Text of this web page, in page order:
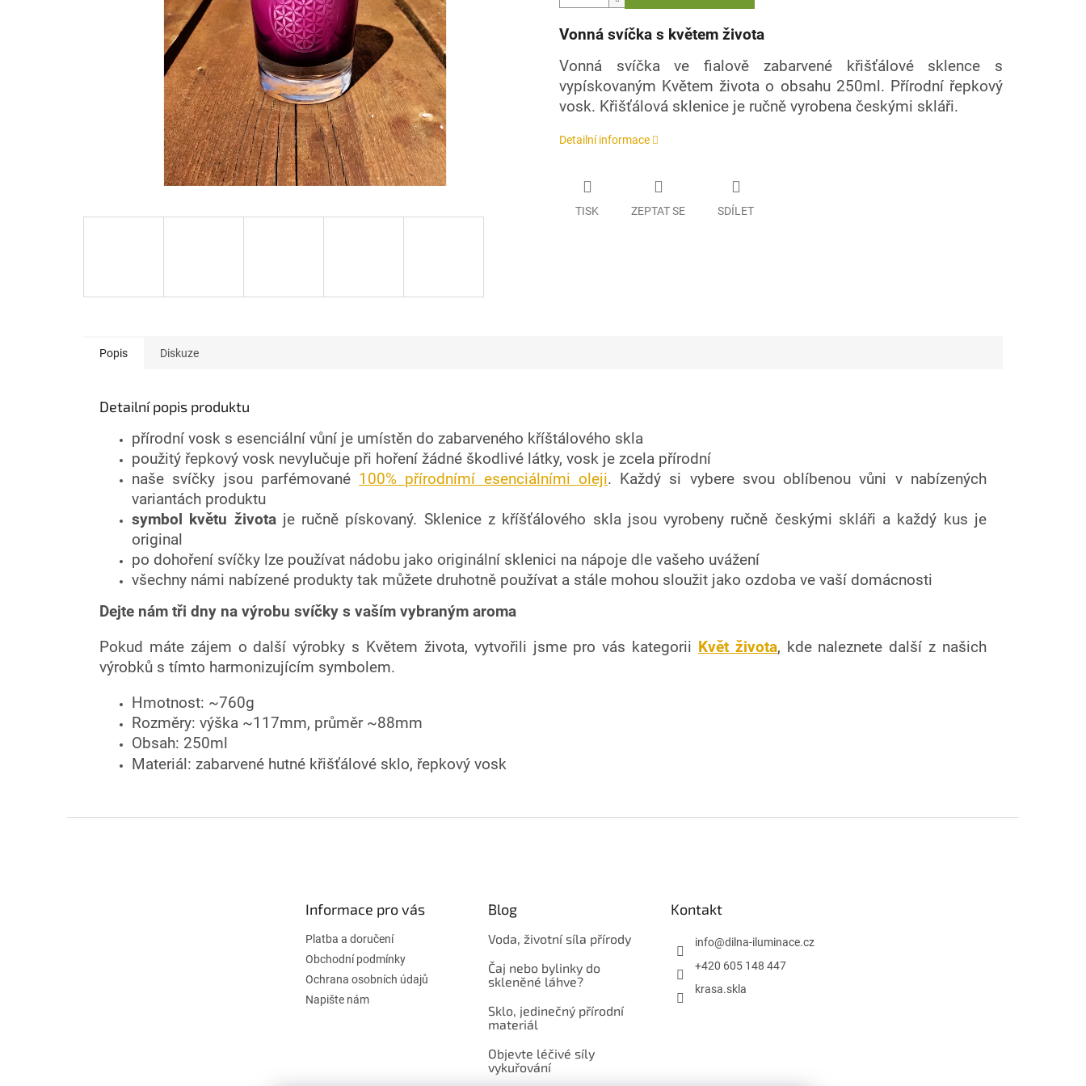
Vonná svíčka s květem života
Vonná svíčka ve fialově zabarvené křišťálové sklence s
vypískovaným Květem života o obsahu 250ml. Přírodní řepkový
vosk. Křišťálová sklenice je ručně vyrobena českými skláři.
Detailní informace
TISK ZEPTAT SE SDÍLET
Popis Diskuze
Detailní popis produktu
přírodní vosk s esenciální vůní je umístěn do zabarveného kříštálového skla
použitý řepkový vosk nevylučuje při hoření žádné škodlivé látky, vosk je zcela přírodní
naše svíčky jsou parfémované 100% přírodnímí esenciálními oleji. Každý si vybere svou oblíbenou vůni v nabízených
variantách produktu
symbol květu životaje ručně pískovaný. Sklenice z kříšťálového skla jsou vyrobeny ručně českými skláři a každý kus je
original
po dohoření svíčky lze používat nádobu jako originální sklenici na nápoje dle vašeho uvážení
všechny námi nabízené produkty tak můžete druhotně používat a stále mohou sloužit jako ozdoba ve vaší domácnosti
Dejte nám tři dny na výrobu svíčky s vaším vybraným aroma
Pokud máte zájem o další výrobky s Květem života, vytvořili jsme pro vás kategorii Květ života, kde naleznete další z našich
výrobků s tímto harmonizujícím symbolem.
Hmotnost: ~760g
Rozměry: výška ~117mm, průměr ~88mm
Obsah: 250ml
Materiál: zabarvené hutné křišťálové sklo, řepkový vosk
Informace pro vás
Platba a doručení
Obchodní podmínky
Ochrana osobních údajů
Napište nám
Blog
Voda, životní síla přírody
Čaj nebo bylinky do
skleněné láhve?
Sklo, jedinečný přírodní
materiál
Objevte léčivé síly
vykuřování
Kontakt
info@dilna-iluminace.cz
+420 605 148 447
krasa.skla